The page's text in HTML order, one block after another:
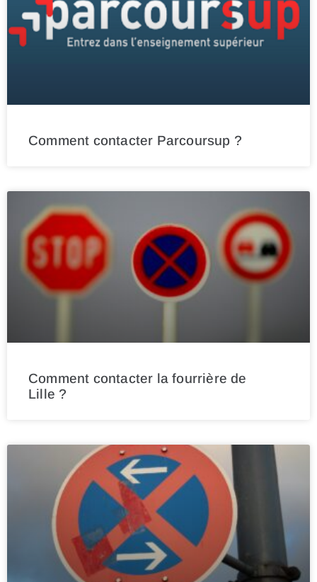
Comment contacter Parcoursup ?
Comment contacter la fourrière de
Lille ?